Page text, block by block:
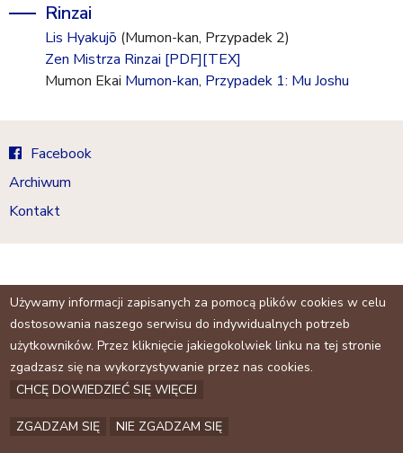
t
Rinzai
Lis Hyakujō (Mumon-kan, Przypadek 2)
Zen Mistrza Rinzai [PDF][TEX]
Mumon Ekai Mumon-kan, Przypadek 1: Mu Joshu
Facebook
Archiwum
Kontakt
Używamy informacji zapisanych za pomocą plików cookies w celu
dostosowania naszego serwisu do indywidualnych potrzeb
użytkowników. Przez kliknięcie jakiegokolwiek linku na tej stronie
zgadzasz się na wykorzystywanie przez nas cookies.
CHCĘ DOWIEDZIEĆ SIĘ WIĘCEJ
ZGADZAM SIĘ NIE ZGADZAM SIĘ